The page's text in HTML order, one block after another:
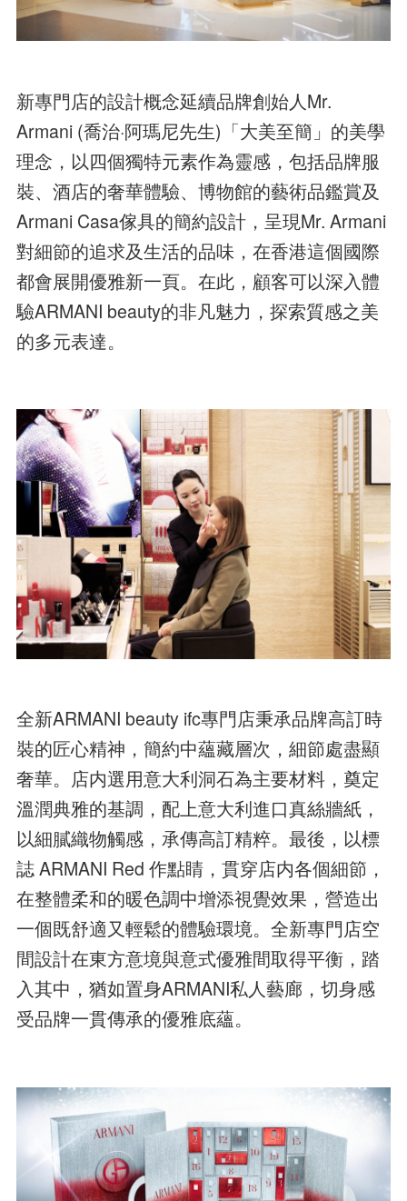
新專門店的設計概念延續品牌創始人Mr.
Armani (喬治·阿瑪尼先生)「大美至簡」的美學
理念，以四個獨特元素作為靈感，包括品牌服
裝、酒店的奢華體驗、博物館的藝術品鑑賞及
Armani Casa傢具的簡約設計，呈現Mr. Armani
對細節的追求及生活的品味，在香港這個國際
都會展開優雅新一頁。在此，顧客可以深入體
驗ARMANI beauty的非凡魅力，探索質感之美
的多元表達。
全新ARMANI beauty ifc專門店秉承品牌高訂時
裝的匠心精神，簡約中蘊藏層次，細節處盡顯
奢華。店内選用意大利洞石為主要材料，奠定
溫潤典雅的基調，配上意大利進口真絲牆紙，
以細膩織物觸感，承傳高訂精粹。最後，以標
誌 ARMANI Red 作點睛，貫穿店内各個細節，
在整體柔和的暖色調中增添視覺效果，營造出
一個既舒適又輕鬆的體驗環境。全新專門店空
間設計在東方意境與意式優雅間取得平衡，踏
入其中，猶如置身ARMANI私人藝廊，切身感
受品牌一貫傳承的優雅底蘊。